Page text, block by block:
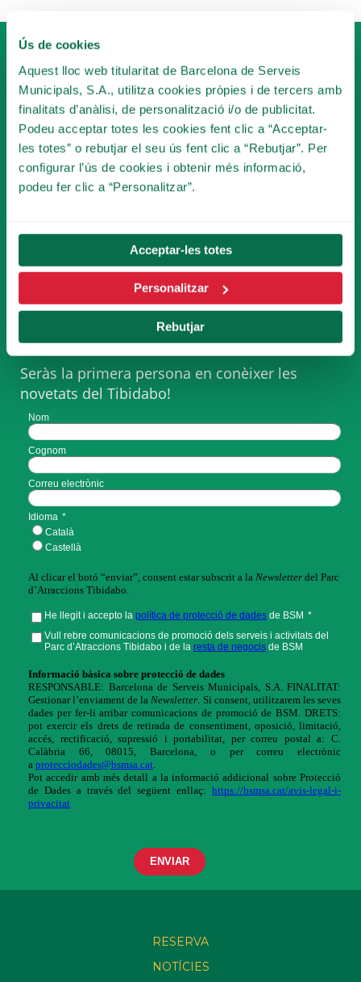
Ús de cookies
Aquest lloc web titularitat de Barcelona de Serveis
Municipals, S.A., utilitza cookies pròpies i de tercers amb
finalitats d’anàlisi, de personalització i/o de publicitat.
Podeu acceptar totes les cookies fent clic a “Acceptar-
les totes” o rebutjar el seu ús fent clic a “Rebutjar”. Per
configurar l’ús de cookies i obtenir més informació,
podeu fer clic a “Personalitzar”.
Acceptar-les totes
Personalitzar
Rebutjar
FES-TE SOCI
DEL TIBICLUB!
SUBSCRIU-TE A LA
NEWSLETTER
Seràs la primera persona en conèixer les
novetats del Tibidabo!
RESERVA
NOTÍCIES